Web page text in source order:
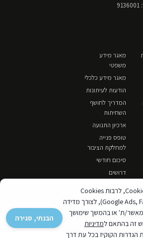
מאגר מידע
משפטי
מאגר מידע כלכלי
הודעות לעיתונות
המדריך לחושף
השחיתות
ארכיון התנועה
טופס פנייה
למחלקת הציבור
סיכום חודשי
דרושים
הבנתי, סגירה
האתר עושה שימוש בקבצי Cookies, לרבות Cookies
שיווקיים (כגון Google Ads, Facebook Pixel), לצורך מדידה
ת' או בהמשך שימושך
זה בהתאם למדיניות
הגדרות הקוקיז בכל עת דרך